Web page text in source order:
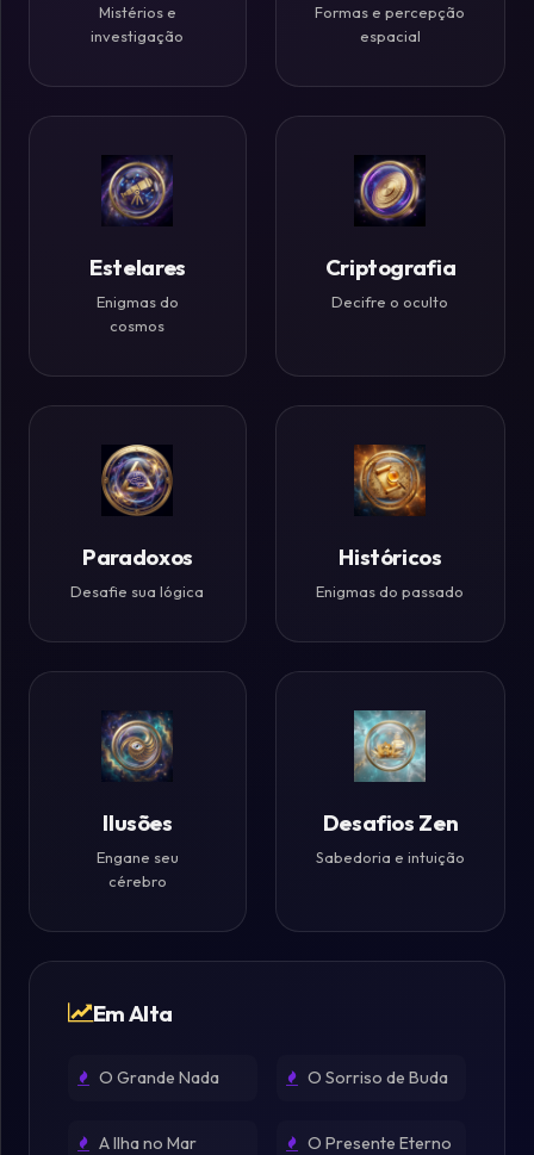
Ótica
Desafios
Mistérios e
investigação
Formas e percepção
espacial
Estelares
Enigmas do
cosmos
Criptografia
Decifre o oculto
Paradoxos
Desafie sua lógica
Históricos
Enigmas do passado
Ilusões
Engane seu
cérebro
Desafios Zen
Sabedoria e intuição
Em Alta
O Grande Nada O Sorriso de Buda
A Ilha no Mar O Presente Eterno